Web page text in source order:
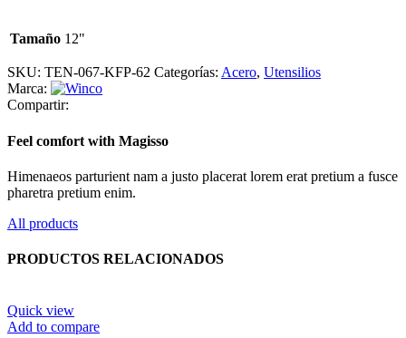
Tamaño 12"
SKU: TEN-067-KFP-62 Categorías: Acero, Utensilios
Marca:
Compartir:
Feel comfort with Magisso
Himenaeos parturient nam a justo placerat lorem erat pretium a fusce
pharetra pretium enim.
All products
PRODUCTOS RELACIONADOS
Quick view
Add to compare